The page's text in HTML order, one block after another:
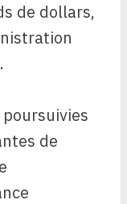
de dollars,
de